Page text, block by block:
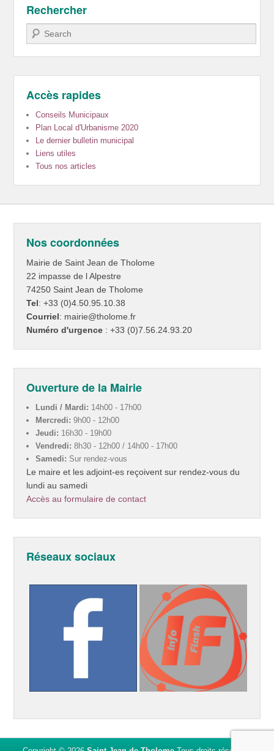
Rechercher
Recherche
Accès rapides
Conseils Municipaux
Plan Local d'Urbanisme 2020
Le dernier bulletin municipal
Liens utiles
Tous nos articles
Nos coordonnées
Mairie de Saint Jean de Tholome
22 impasse de l Alpestre
74250 Saint Jean de Tholome
Tel: +33 (0)4.50.95.10.38
Courriel: mairie@tholome.fr
Numéro d'urgence : +33 (0)7.56.24.93.20
Ouverture de la Mairie
Lundi / Mardi: 14h00 - 17h00
Mercredi: 9h00 - 12h00
Jeudi: 16h30 - 19h00
Vendredi: 8h30 - 12h00 / 14h00 - 17h00
Samedi: Sur rendez-vous
Le maire et les adjoint-es reçoivent sur rendez-vous du
lundi au samedi
Accès au formulaire de contact
Réseaux sociaux